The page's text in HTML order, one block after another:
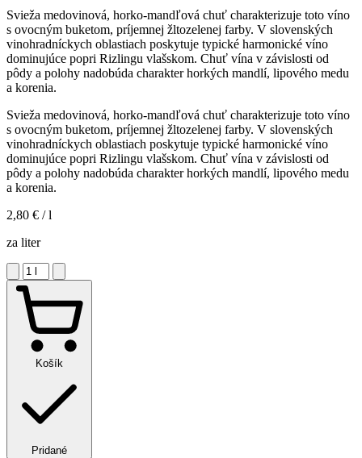
Svieža medovinová, horko-mandľová chuť charakterizuje toto víno
s ovocným buketom, príjemnej žltozelenej farby. V slovenských
vinohradníckych oblastiach poskytuje typické harmonické víno
dominujúce popri Rizlingu vlašskom. Chuť vína v závislosti od
pôdy a polohy nadobúda charakter horkých mandlí, lipového medu
a korenia.
Svieža medovinová, horko-mandľová chuť charakterizuje toto víno
s ovocným buketom, príjemnej žltozelenej farby. V slovenských
vinohradníckych oblastiach poskytuje typické harmonické víno
dominujúce popri Rizlingu vlašskom. Chuť vína v závislosti od
pôdy a polohy nadobúda charakter horkých mandlí, lipového medu
a korenia.
2,80 € / l
za liter
Košík
Pridané